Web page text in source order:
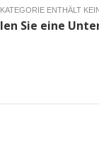
ENTHÄLT
Sie eine